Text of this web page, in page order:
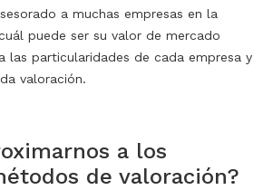
a muchas empresas en la
puede ser su valor de mercado
las particularidades de cada empresa y
valoración.
a los
de valoración?